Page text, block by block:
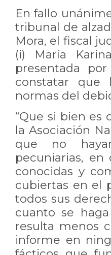
En fallo
tribunal de
Mora, el fiscal
(i) María
presentada
constatar que
normas del
“Que si bien es
la Asociación
que no
pecuniarias,
conocidas y
cubiertas en el
todos sus
cuanto se
resulta menos
informe en